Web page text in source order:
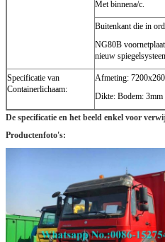
Met binnena/c.
Buitenkant die in
NG80B
nieuw
Specificatie van
Containerlichaam:
Afmeting:
Dikte: Bodem: 3mm
De specificatie en het beeld enkel voor
Productenfoto's: